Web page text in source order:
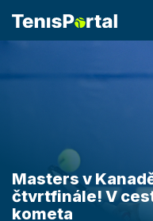
Masters v
čtvrtfinále! V
kometa